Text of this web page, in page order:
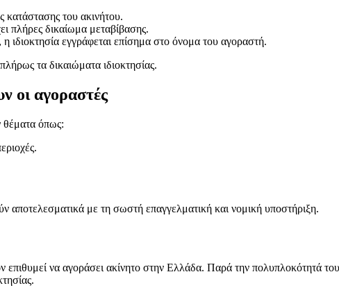
κατάστασης του ακινήτου.
πλήρες δικαίωμα μεταβίβασης.
εγγράφεται επίσημα στο όνομα του αγοραστή.
τα δικαιώματα ιδιοκτησίας.
οι αγοραστές
θέματα όπως:
αποτελεσματικά με τη σωστή επαγγελματική και νομική υποστήριξη.
να αγοράσει ακίνητο στην Ελλάδα. Παρά την πολυπλοκότητά